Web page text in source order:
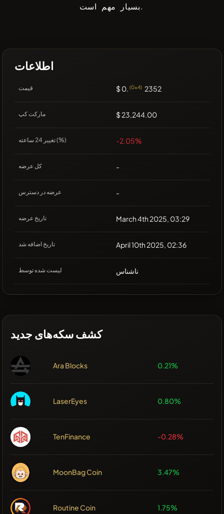
بسیار مهم است.
اطلاعات
قیمت $ 0. (0x4) 2352
مارکت کپ $ 23,244.00
تغییر 24 ساعته (%) -2.05%
کل عرضه -
عرضه در دسترس -
تاریخ عرضه March 4th 2025, 03:29
تاریخ اضافه شد April 10th 2025, 02:36
لیست شده توسط ناشناس
کشف سکه‌های جدید
Ara Blocks 0.21%
LaserEyes 0.80%
TenFinance -0.28%
MoonBag Coin 3.47%
Routine Coin 1.75%